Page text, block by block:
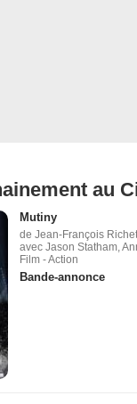
au
Mutiny
de Jean-François
avec Jason Statham,
Film - Action
Bande-annonce